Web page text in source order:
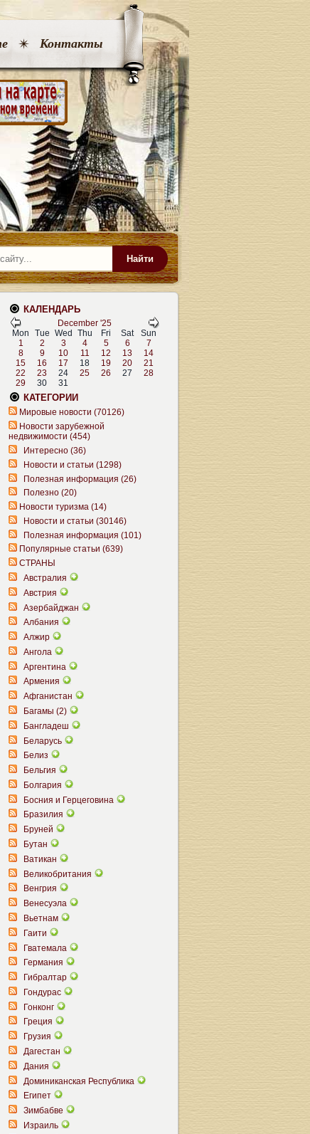
Контакты
Найти
КАЛЕНДАРЬ
December '25
Mon
Tue Wed Thu Fri Sat
Sun
1
2 3 4 5 6
7
8
9 10 11 12 13
14
15
16 17 18 19 20
21
22
23 24 25 26 27
28
29
30 31
КАТЕГОРИИ
Мировые новости (70126)
Новости зарубежной
недвижимости (454)
Интересно (36)
Новости и статьи (1298)
Полезная информация (26)
Полезно (20)
Новости туризма (14)
Новости и статьи (30146)
Полезная информация (101)
Популярные статьи (639)
СТРАНЫ
Австралия
Австрия
Азербайджан
Албания
Алжир
Ангола
Аргентина
Армения
Афганистан
Багамы (2)
Бангладеш
Беларусь
Белиз
Бельгия
Болгария
Босния и Герцеговина
Бразилия
Бруней
Бутан
Ватикан
Великобритания
Венгрия
Венесуэла
Вьетнам
Гаити
Гватемала
Германия
Гибралтар
Гондурас
Гонконг
Греция
Грузия
Дагестан
Дания
Доминиканская Республика
Египет
Зимбабве
Израиль